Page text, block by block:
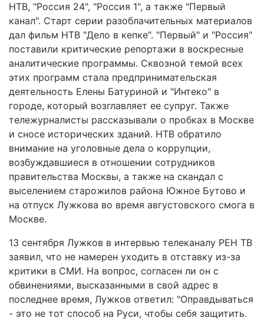
НТВ, "Россия 24", "Россия 1", а также "Первый
канал". Старт серии разоблачительных материалов
дал фильм НТВ "Дело в кепке". "Первый" и "Россия"
поставили критические репортажи в воскресные
аналитические программы. Сквозной темой всех
этих программ стала предпринимательская
деятельность Елены Батуриной и "Интеко" в
городе, который возглавляет ее супруг. Также
тележурналисты рассказывали о пробках в Москве
и сносе исторических зданий. НТВ обратило
внимание на уголовные дела о коррупции,
возбуждавшиеся в отношении сотрудников
правительства Москвы, а также на скандал с
выселением старожилов района Южное Бутово и
на отпуск Лужкова во время августовского смога в
Москве.
13 сентября Лужков в интервью телеканалу РЕН ТВ
заявил, что не намерен уходить в отставку из-за
критики в СМИ. На вопрос, согласен ли он с
обвинениями, высказанными в свой адрес в
последнее время, Лужков ответил: "Оправдываться
- это не тот способ на Руси, чтобы себя защитить.